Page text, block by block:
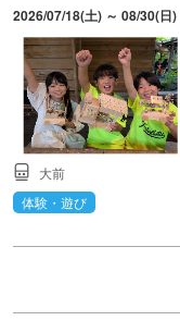
2026/07/18(土) ～ 08/30(日)
大前
体験・遊び